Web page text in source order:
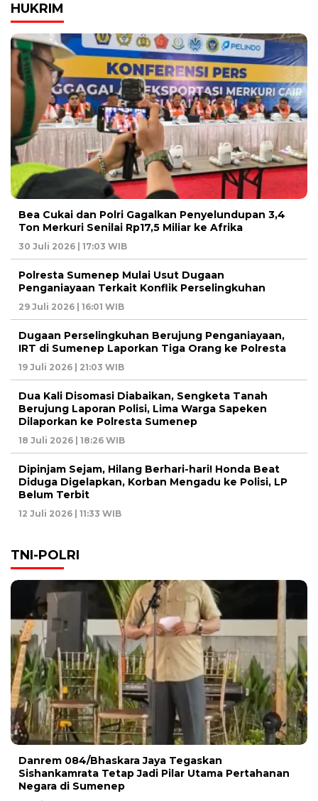
HUKRIM
Bea Cukai dan Polri Gagalkan Penyelundupan 3,4
Ton Merkuri Senilai Rp17,5 Miliar ke Afrika
30 Juli 2026 | 17:03 WIB
Polresta Sumenep Mulai Usut Dugaan
Penganiayaan Terkait Konflik Perselingkuhan
29 Juli 2026 | 16:01 WIB
Dugaan Perselingkuhan Berujung Penganiayaan,
IRT di Sumenep Laporkan Tiga Orang ke Polresta
19 Juli 2026 | 21:03 WIB
Dua Kali Disomasi Diabaikan, Sengketa Tanah
Berujung Laporan Polisi, Lima Warga Sapeken
Dilaporkan ke Polresta Sumenep
18 Juli 2026 | 18:26 WIB
Dipinjam Sejam, Hilang Berhari-hari! Honda Beat
Diduga Digelapkan, Korban Mengadu ke Polisi, LP
Belum Terbit
12 Juli 2026 | 11:33 WIB
TNI-POLRI
Danrem 084/Bhaskara Jaya Tegaskan
Sishankamrata Tetap Jadi Pilar Utama Pertahanan
Negara di Sumenep